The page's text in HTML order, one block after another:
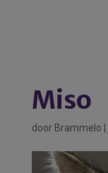
Miso
door Brammelo